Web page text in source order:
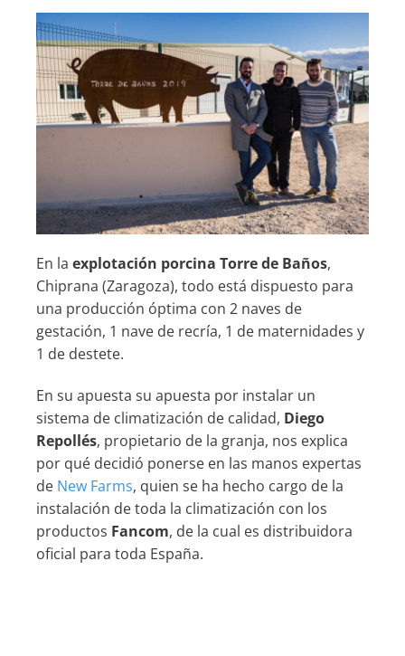
En la explotación porcina Torre de Baños,
Chiprana (Zaragoza), todo está dispuesto para
una producción óptima con 2 naves de
gestación, 1 nave de recría, 1 de maternidades y
1 de destete.
En su apuesta su apuesta por instalar un
sistema de climatización de calidad, Diego
Repollés, propietario de la granja, nos explica
por qué decidió ponerse en las manos expertas
de New Farms, quien se ha hecho cargo de la
instalación de toda la climatización con los
productos Fancom, de la cual es distribuidora
oficial para toda España.